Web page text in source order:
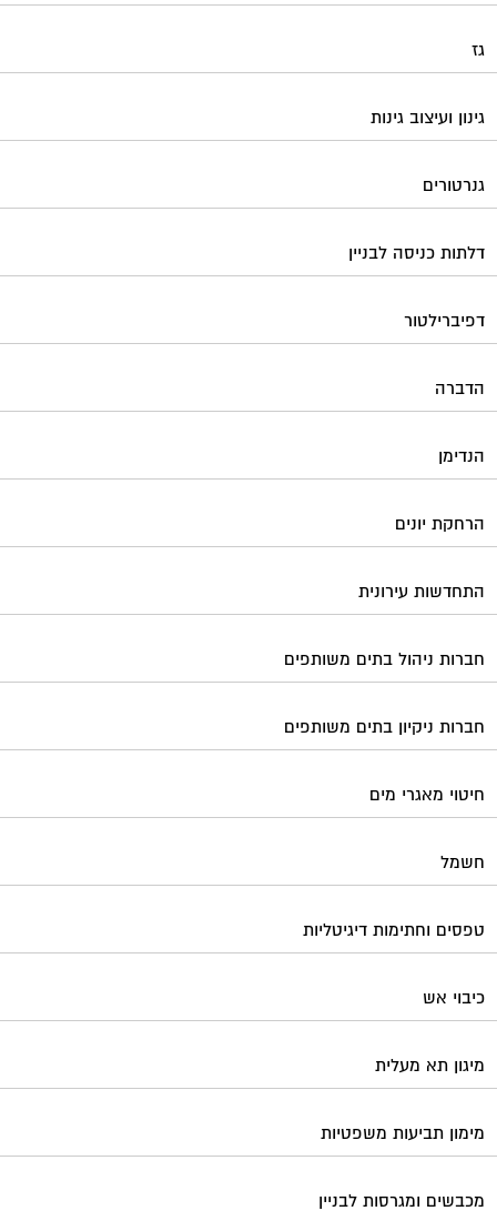
גז
גינון ועיצוב גינות
גנרטורים
דלתות כניסה לבניין
דפיברילטור
הדברה
הנדימן
הרחקת יונים
התחדשות עירונית
חברות ניהול בתים משותפים
חברות ניקיון בתים משותפים
חיטוי מאגרי מים
חשמל
טפסים וחתימות דיגיטליות
כיבוי אש
מיגון תא מעלית
מימון תביעות משפטיות
מכבשים ומגרסות לבניין